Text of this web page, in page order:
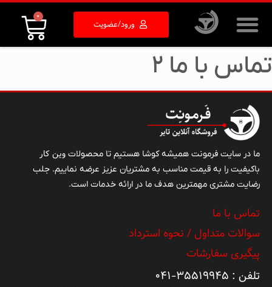
ورود/عضویت
0
تماس با ما ۲
ما در سایت فرمونت همیشه کوشا هستیم تا محصولات وین کار
باکیفیت را به قیمت مناسب به مشتریان عزیز عرضه نماییم. جلب
رضایت مشتری مهمترین هدف ما در ارائه خدمات است.
تماس با ما
سوالات متداول / نحوه استرداد
پیگیری سفارشات
تلفن : ۳۵۵۱۹۹۴۵-۰۴۱